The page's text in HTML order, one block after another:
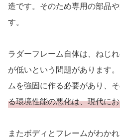
造です。そのため専用の部品
す。
ラダーフレーム自体は、ねじ
が低いという問題があります
ムを強固に作る必要があり、
る環境性能の悪化は、現代に
またボディとフレームがわか